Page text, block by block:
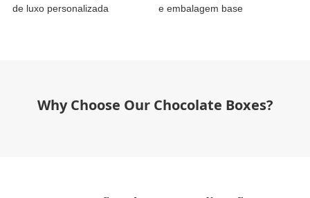
de luxo personalizada
e embalagem base
Why Choose Our Chocolate Boxes?